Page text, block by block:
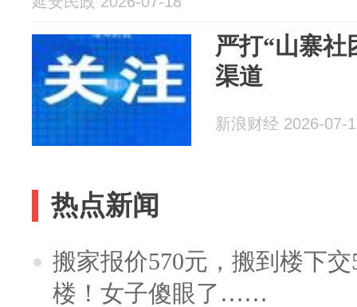
严打“山寨社
渠道
新浪财经 2026-07-
热点新闻
搬家报价570元，搬到楼下
楼！女子傻眼了……